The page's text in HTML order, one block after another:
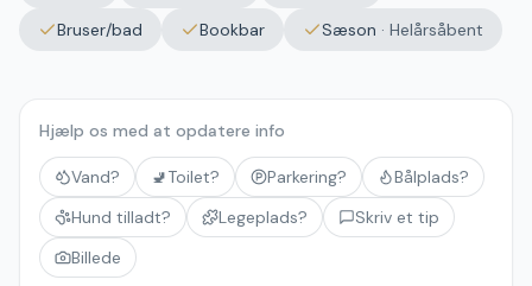
Bruser/bad
Bookbar Sæson · Helårsåbent
Hjælp os med at opdatere info
Vand? 🚽Toilet? Parkering?
Bålplads?
Hund tilladt?
Legeplads?
Skriv et tip
Billede